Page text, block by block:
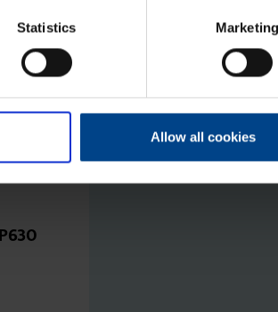
Statistics Marketing
Allow all cookies